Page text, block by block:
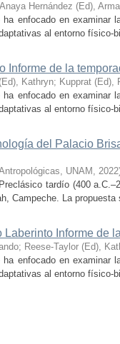
Anaya Hernández (Ed),
enfocado en examinar
al entorno físico-
Informe de la
Kathryn; Kupprat (Ed),
enfocado en examinar
al entorno físico-
del Palacio
UNAM , 2022
tardío (400
Campeche. La
Informe de
; Reese-Taylor (Ed),
enfocado en examinar
al entorno físico-